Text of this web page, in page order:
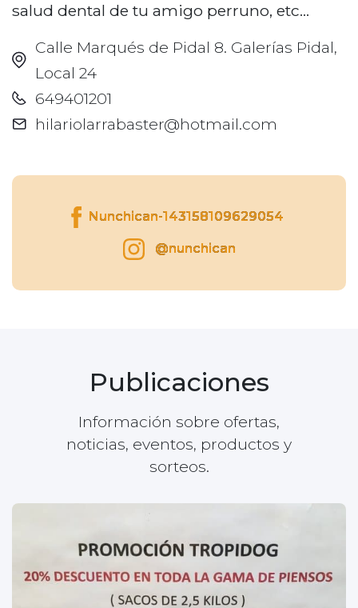
salud dental de tu amigo perruno, etc...
Calle Marqués de Pidal 8. Galerías Pidal,
Local 24
649401201
hilariolarrabaster@hotmail.com
Nunchican-143158109629054
@nunchican
Publicaciones
Información sobre ofertas,
noticias, eventos, productos y
sorteos.